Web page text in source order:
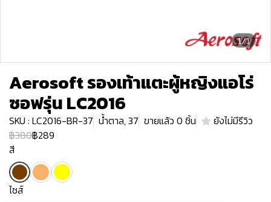
1/1
Aerosoft รองเท้าแตะผู้หญิงแอโร่
ซอฟรุ่น LC2016
SKU : LC2016-BR-37 น้ำตาล, 37 ขายแล้ว 0 ชิ้น
ยังไม่มีรีวิว
฿380฿289
สี
ไซส์